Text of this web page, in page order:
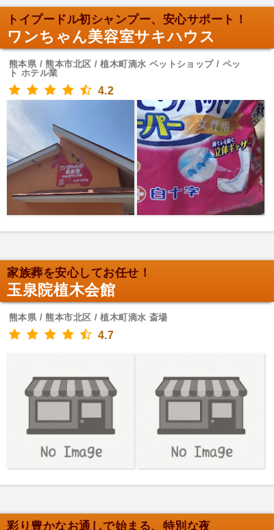
トイプードル初シャンプー、安心サポート！
ワンちゃん美容室サキハウス
熊本県 / 熊本市北区 / 植木町滴水 ペットショップ / ペッ
ト ホテル業
4.2
家族葬を安心してお任せ！
玉泉院植木会館
熊本県 / 熊本市北区 / 植木町滴水 斎場
4.7
彩り豊かなお通しで始まる、特別な夜